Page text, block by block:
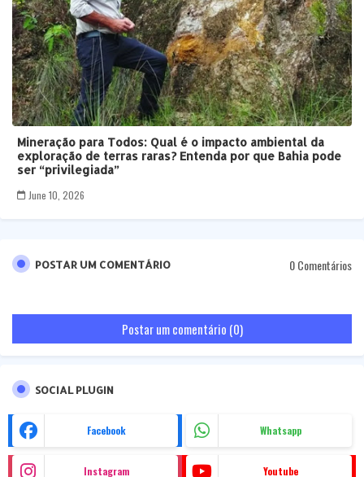
Mineração para Todos: Qual é o impacto ambiental da
exploração de terras raras? Entenda por que Bahia pode
ser “privilegiada”
June 10, 2026
POSTAR UM COMENTÁRIO 0 Comentários
Postar um comentário (0)
SOCIAL PLUGIN
Facebook Whatsapp
Instagram Youtube